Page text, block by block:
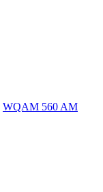
WQAM 560 AM